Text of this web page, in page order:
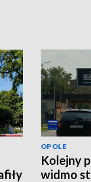
OPOLE
Kolejny
widmo